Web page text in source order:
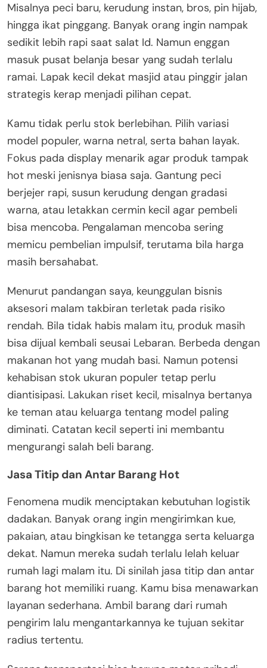
Misalnya peci baru, kerudung instan, bros, pin hijab,
hingga ikat pinggang. Banyak orang ingin nampak
sedikit lebih rapi saat salat Id. Namun enggan
masuk pusat belanja besar yang sudah terlalu
ramai. Lapak kecil dekat masjid atau pinggir jalan
strategis kerap menjadi pilihan cepat.
Kamu tidak perlu stok berlebihan. Pilih variasi
model populer, warna netral, serta bahan layak.
Fokus pada display menarik agar produk tampak
hot meski jenisnya biasa saja. Gantung peci
berjejer rapi, susun kerudung dengan gradasi
warna, atau letakkan cermin kecil agar pembeli
bisa mencoba. Pengalaman mencoba sering
memicu pembelian impulsif, terutama bila harga
masih bersahabat.
Menurut pandangan saya, keunggulan bisnis
aksesori malam takbiran terletak pada risiko
rendah. Bila tidak habis malam itu, produk masih
bisa dijual kembali seusai Lebaran. Berbeda dengan
makanan hot yang mudah basi. Namun potensi
kehabisan stok ukuran populer tetap perlu
diantisipasi. Lakukan riset kecil, misalnya bertanya
ke teman atau keluarga tentang model paling
diminati. Catatan kecil seperti ini membantu
mengurangi salah beli barang.
Jasa Titip dan Antar Barang Hot
Fenomena mudik menciptakan kebutuhan logistik
dadakan. Banyak orang ingin mengirimkan kue,
pakaian, atau bingkisan ke tetangga serta keluarga
dekat. Namun mereka sudah terlalu lelah keluar
rumah lagi malam itu. Di sinilah jasa titip dan antar
barang hot memiliki ruang. Kamu bisa menawarkan
layanan sederhana. Ambil barang dari rumah
pengirim lalu mengantarkannya ke tujuan sekitar
radius tertentu.